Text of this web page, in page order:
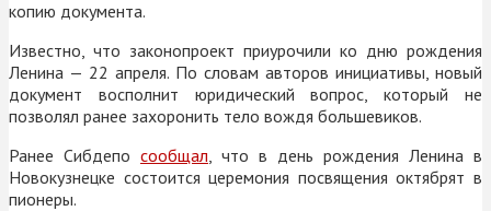
копию документа.
Известно, что законопроект приурочили ко дню рождения
Ленина — 22 апреля. По словам авторов инициативы, новый
документ восполнит юридический вопрос, который не
позволял ранее захоронить тело вождя большевиков.
Ранее Сибдепо сообщал , что в день рождения Ленина в
Новокузнецке состоится церемония посвящения октябрят в
пионеры.